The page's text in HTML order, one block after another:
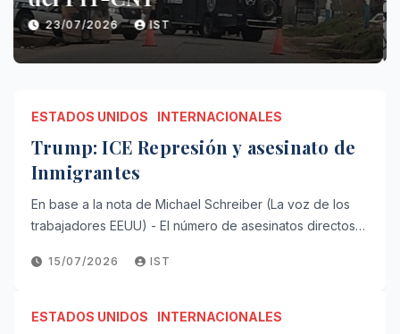
23/07/2026 IST
ESTADOS UNIDOS INTERNACIONALES
Trump: ICE Represión y asesinato de
Inmigrantes
En base a la nota de Michael Schreiber (La voz de los
trabajadores EEUU) - El número de asesinatos directos…
15/07/2026 IST
ESTADOS UNIDOS INTERNACIONALES